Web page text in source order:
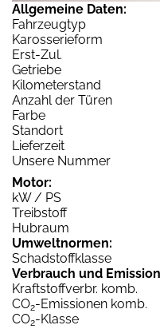
Allgemeine Daten:
Fahrzeugtyp
Karosserieform
Erst-Zul.
Getriebe
Kilometerstand
Anzahl der Türen
Farbe
Standort
Lieferzeit
Unsere Nummer
Motor:
kW / PS
Treibstoff
Hubraum
Umweltnormen:
Schadstoffklasse
Verbrauch und
Kraftstoffverbr. komb.
CO2-Emissionen komb.
CO2-Klasse